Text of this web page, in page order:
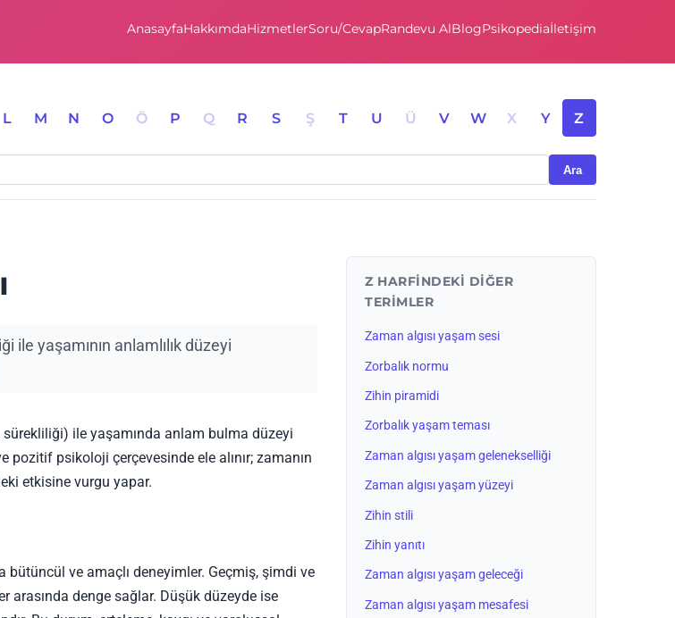
AnasayfaHakkımdaHizmetlerSoru/CevapRandevu AlBlogPsikopediaİletişim
L M N O Ö P Q R S Ş T U Ü V W X Y Z
Ara
ile yaşamının anlamlılık düzeyi
sürekliliği) ile yaşamında anlam bulma düzeyi
psikoloji çerçevesinde ele alınır; zamanın
etkisine vurgu yapar.
bütüncül ve amaçlı deneyimler. Geçmiş, şimdi ve
arasında denge sağlar. Düşük düzeyde ise
Z HARFINDEKI DIĞER
TERIMLER
Zaman algısı yaşam sesi
Zorbalık normu
Zihin piramidi
Zorbalık yaşam teması
Zaman algısı yaşam gelenekselliği
Zaman algısı yaşam yüzeyi
Zihin stili
Zihin yanıtı
Zaman algısı yaşam geleceği
Zaman algısı yaşam mesafesi